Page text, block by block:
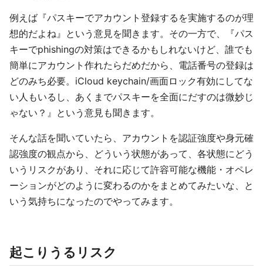
例えば『パスキーでアカウント登録するを実施するのが理
想的だよね』という意見を聞きます。その一方で、『パス
キーでphishingの対策はできるかもしれないけど、誰でも
簡単にアカウント作れたらだめだから、電話番号の登録は
どのみち必要。iCloud keychain/画面ロック有効にしてな
い人もいるし、あくまでパスキーを全面にだすのは微妙じ
ゃない？』という意見も聞きます。
そんな話を聞いていたら、アカウントを認証強度や身元確
認強度の観点から、どういう状態があって、各状態にどう
いうリスクがあり、それに応じて許容可能な機能・オペレ
ーションがどのように変わるのかをまとめてみたいな、と
いう気持ちになったのでやってみます。
起こりうるリスク